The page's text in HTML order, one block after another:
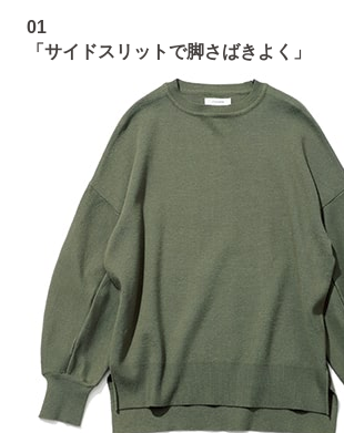
01
「サイドスリットで脚さばきよく」